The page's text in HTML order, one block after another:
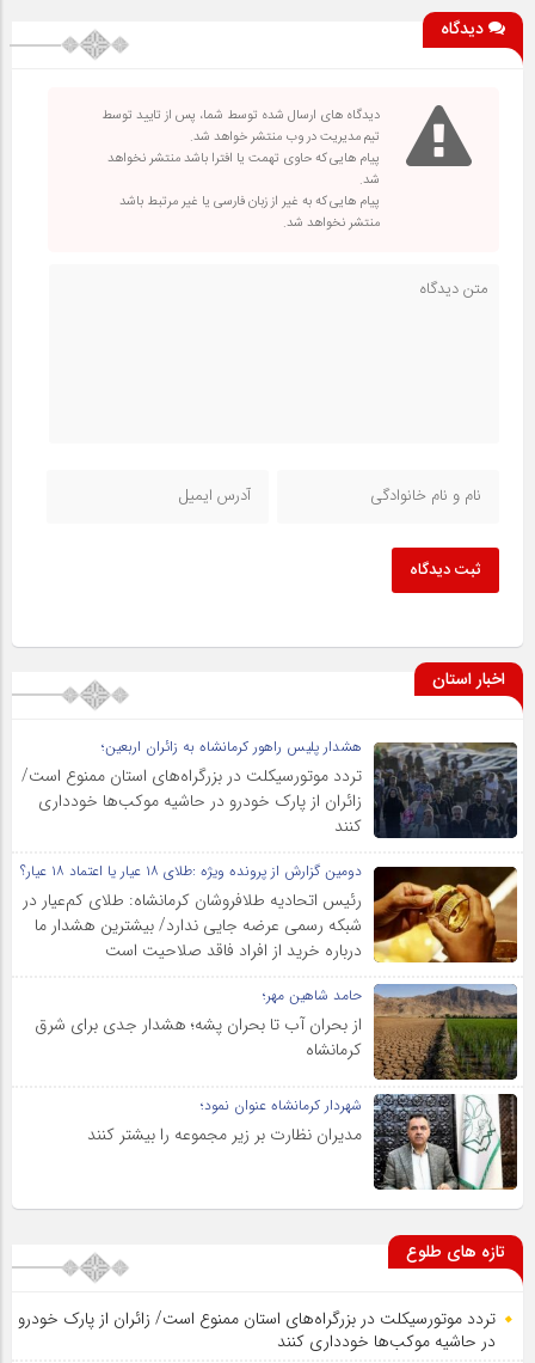
دیدگاه
دیدگاه های ارسال شده توسط شما، پس از تایید توسط
تیم مدیریت در وب منتشر خواهد شد.
پیام هایی که حاوی تهمت یا افترا باشد منتشر نخواهد
شد.
پیام هایی که به غیر از زبان فارسی یا غیر مرتبط باشد
منتشر نخواهد شد.
ثبت دیدگاه
اخبار استان
هشدار پلیس راهور کرمانشاه به زائران اربعین؛
تردد موتورسیکلت در بزرگراه‌های استان ممنوع است/
زائران از پارک خودرو در حاشیه موکب‌ها خودداری
کنند
دومین گزارش از پرونده ویژه :طلای ۱۸ عیار یا اعتماد ۱۸ عیار؟
رئیس اتحادیه طلافروشان کرمانشاه: طلای کم‌عیار در
شبکه رسمی عرضه جایی ندارد/ بیشترین هشدار ما
درباره خرید از افراد فاقد صلاحیت است
حامد شاهین مهر؛
از بحران آب تا بحران پشه؛ هشدار جدی برای شرق
کرمانشاه
شهردار کرمانشاه عنوان نمود؛
مدیران نظارت بر زیر مجموعه را بیشتر کنند
تازه های طلوع
تردد موتورسیکلت در بزرگراه‌های استان ممنوع است/ زائران از پارک خودرو
در حاشیه موکب‌ها خودداری کنند